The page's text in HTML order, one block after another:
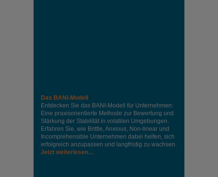
Das BANI-Modell
Entdecken Sie das BANI-Modell für Unternehmen:
Eine praxisorientierte Methode zur Bewertung und
Stärkung der Stabilität in volatilen Umgebungen.
Erfahren Sie, wie Brittle, Anxious, Non-linear und
Incomprehensible Unternehmen dabei helfen, sich
erfolgreich anzupassen und langfristig zu wachsen.
Jetzt weiterlesen…